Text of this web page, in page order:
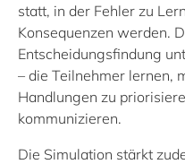
statt, in der Fehler zu
Konsequenzen werden.
Entscheidungsfindung
– die Teilnehmer lernen,
Handlungen zu
kommunizieren.
Die Simulation stärkt